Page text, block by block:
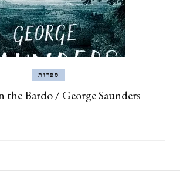
ספרות
the Bardo / George Saunders